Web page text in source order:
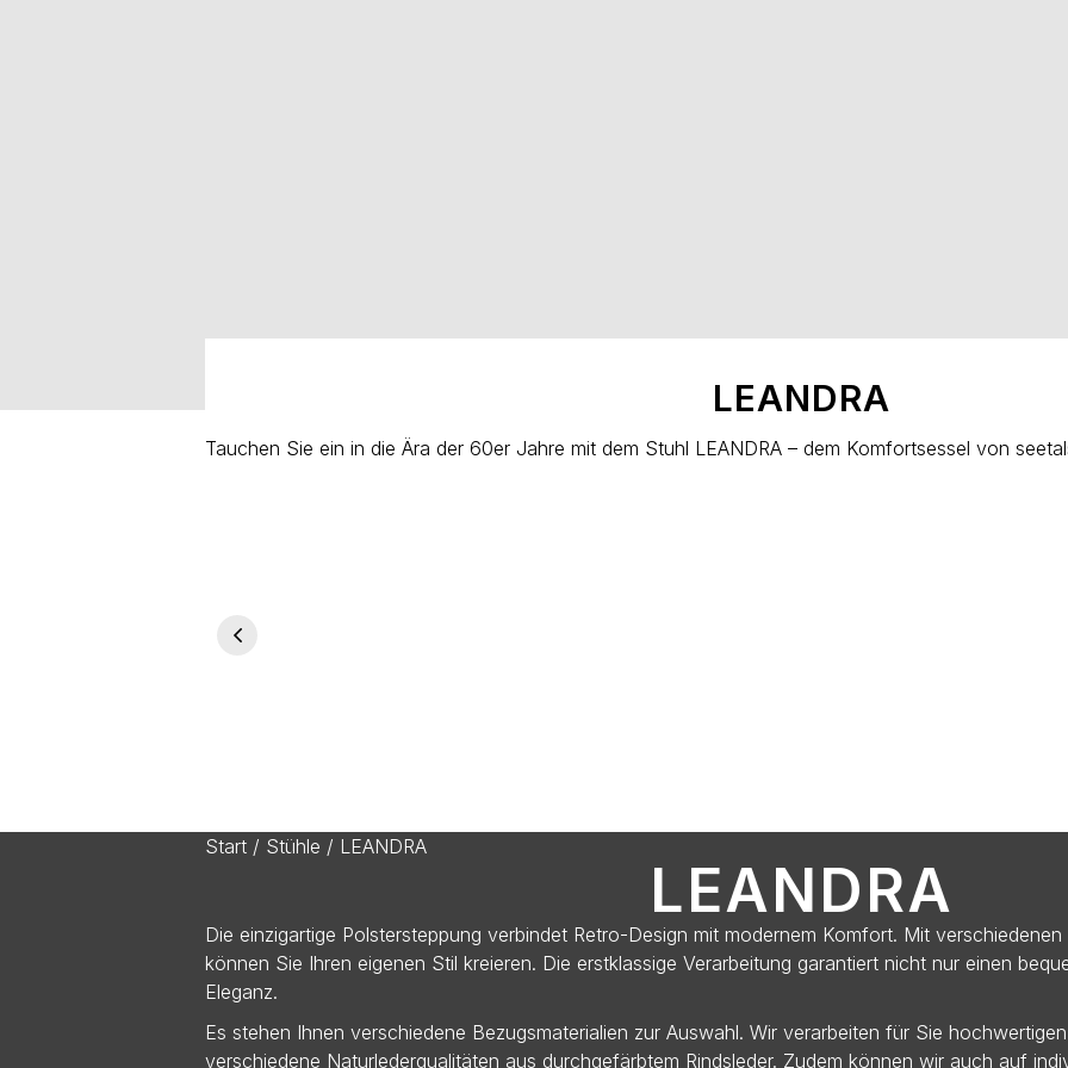
LEANDRA
Tauchen Sie ein in die Ära der 60er Jahre mit dem Stuhl LEANDRA – dem Komfortsessel von
Start / Stühle / LEANDRA
LEANDRA
Die einzigartige Polstersteppung verbindet Retro-Design mit modernem Komfort. Mit
können Sie Ihren eigenen Stil kreieren. Die erstklassige Verarbeitung garantiert nicht nur einen
Eleganz.
Es stehen Ihnen verschiedene Bezugsmaterialien zur Auswahl. Wir verarbeiten für Sie
verschiedene Naturlederqualitäten aus durchgefärbtem Rindsleder. Zudem können wir auch auf